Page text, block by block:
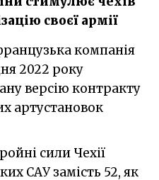
своєї армії
2022 року
версію контракту
артустановок
сили Чехії
САУ замість 52, як